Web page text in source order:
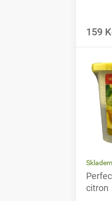
159
Skladem
citron